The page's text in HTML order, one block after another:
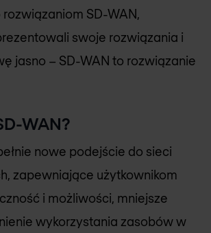
SD-WAN,
swoje rozwiązania i
jasno – SD-WAN to rozwiązanie
WAN?
nowe podejście do sieci
zapewniające użytkownikom
i możliwości, mniejsze
wykorzystania zasobów w